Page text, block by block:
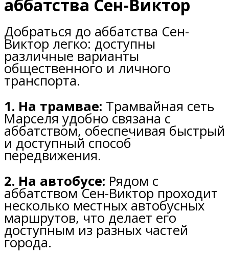
аббатства Сен-Виктор
Добраться до аббатства Сен-
Виктор легко: доступны
различные варианты
общественного и личного
транспорта.
1. На трамвае: Трамвайная сеть
Марселя удобно связана с
аббатством, обеспечивая быстрый
и доступный способ
передвижения.
2. На автобусе: Рядом с
аббатством Сен-Виктор проходит
несколько местных автобусных
маршрутов, что делает его
доступным из разных частей
города.